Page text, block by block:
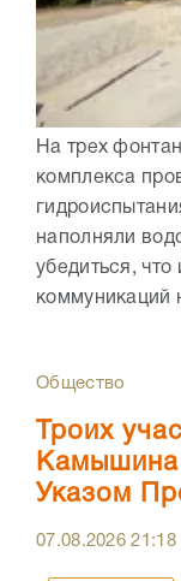
На трех
комплекса
наполняли
убедиться, что
коммуникаций
Общество
Троих
Камышина
Указом
07.08.202621:18